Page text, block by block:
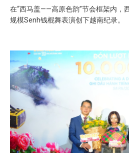
在“西马盖——高原色韵”节会框架内，
规模Senh钱棍舞表演创下越南纪录。